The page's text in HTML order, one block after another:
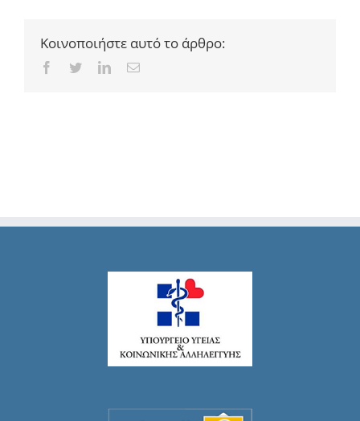
Κοινοποιήστε αυτό το άρθρο:
Facebook
TwitterLinkedInEmail